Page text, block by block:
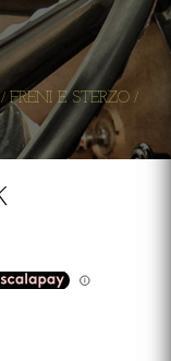
/FRENI E STERZO /